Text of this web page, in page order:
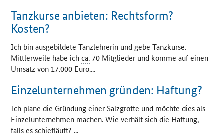
Tanzkurse anbieten: Rechtsform?
Kosten?
Ich bin ausgebildete Tanzlehrerin und gebe Tanzkurse.
Mittlerweile habe ichca. 70 Mitglieder und komme auf einen
Umsatz von 17.000 Euro....
Einzelunternehmen gründen: Haftung?
Ich plane die Gründung einer Salzgrotte und möchte dies als
Einzelunternehmen machen. Wie verhält sich die Haftung,
falls es schiefläuft? ...